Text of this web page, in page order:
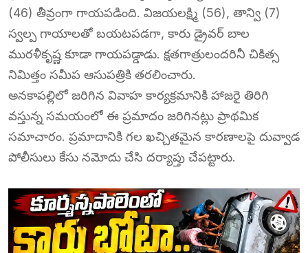
(46) తీవ్రంగా గాయపడింది. విజయలక్ష్మి (56), తాన్వి (7)
స్వల్ప గాయాలతో బయటపడగా, కారు డ్రైవర్ బాల
మురళీకృష్ణ కూడా గాయపడ్డాడు. క్షతగాత్రులందరినీ చికిత్స
నిమిత్తం సమీప ఆసుపత్రికి తరలించారు.
అనకాపల్లిలో జరిగిన వివాహ కార్యక్రమానికి హాజరై తిరిగి
వస్తున్న సమయంలో ఈ ప్రమాదం జరిగినట్లు ప్రాథమిక
సమాచారం. ప్రమాదానికి గల ఖచ్చితమైన కారణాలపై దువ్వాడ
పోలీసులు కేసు నమోదు చేసి దర్యాప్తు చేపట్టారు.